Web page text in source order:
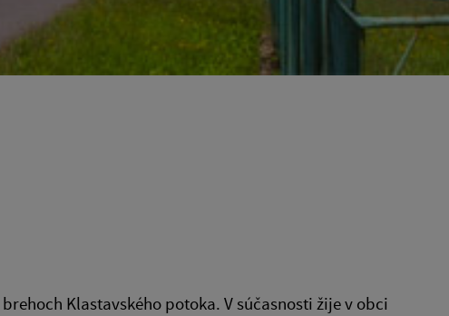
Klastavského potoka. V súčasnosti žije v obci